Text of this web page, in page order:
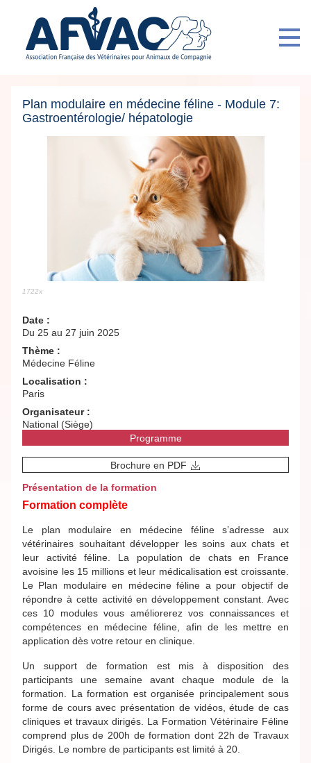
Plan modulaire en médecine féline - Module 7:
Gastroentérologie/ hépatologie
1722x
Date :
Du 25 au 27 juin 2025
Thème :
Médecine Féline
Localisation :
Paris
Organisateur :
National (Siège)
Programme
Brochure en PDF
Présentation de la formation
Formation complète
Le plan modulaire en médecine féline s’adresse aux
vétérinaires souhaitant développer les soins aux chats et
leur activité féline. La population de chats en France
avoisine les 15 millions et leur médicalisation est croissante.
Le Plan modulaire en médecine féline a pour objectif de
répondre à cette activité en développement constant. Avec
ces 10 modules vous améliorerez vos connaissances et
compétences en médecine féline, afin de les mettre en
application dès votre retour en clinique.
Un support de formation est mis à disposition des
participants une semaine avant chaque module de la
formation. La formation est organisée principalement sous
forme de cours avec présentation de vidéos, étude de cas
cliniques et travaux dirigés. La Formation Vétérinaire Féline
comprend plus de 200h de formation dont 22h de Travaux
Dirigés. Le nombre de participants est limité à 20.